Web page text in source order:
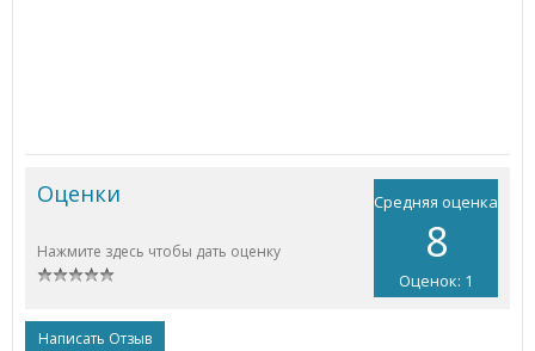
Средняя оценка
8
Оценок: 1
Оценки
Нажмите здесь чтобы дать оценку
Написать Отзыв